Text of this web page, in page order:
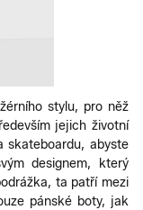
stylu, pro něž
jejich životní
skateboardu, abyste
designem, který
ta patří mezi
pánské boty, jak